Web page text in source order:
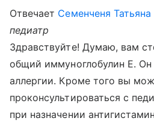
Отвечает Семенченя
педиатр
Здравствуйте! Думаю, вам
общий иммуноглобулин Е.
аллергии. Кроме того вы
проконсультироваться с
при назначении